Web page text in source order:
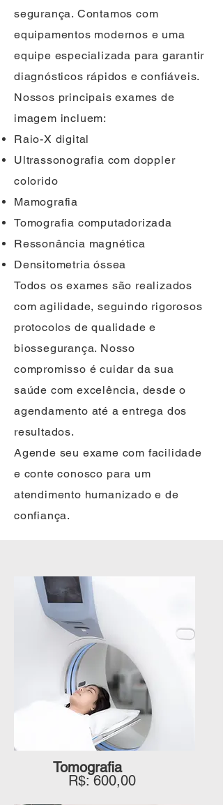
segurança. Contamos com
equipamentos modernos e uma
equipe especializada para garantir
diagnósticos rápidos e confiáveis.
Nossos principais exames de
imagem incluem:
Raio-X digital
Ultrassonografia com doppler
colorido
Mamografia
Tomografia computadorizada
Ressonância magnética
Densitometria óssea
Todos os exames são realizados
com agilidade, seguindo rigorosos
protocolos de qualidade e
biossegurança. Nosso
compromisso é cuidar da sua
saúde com excelência, desde o
agendamento até a entrega dos
resultados.
Agende seu exame com facilidade
e conte conosco para um
atendimento humanizado e de
confiança.
Tomografia
R$: 600,00